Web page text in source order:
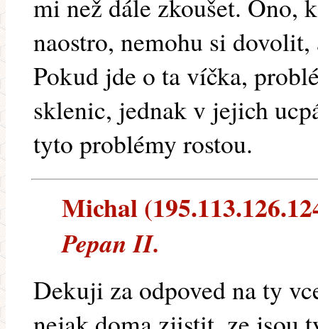
mi než dále zkoušet. Ono,
naostro, nemohu si
Pokud jde o ta víčka,
sklenic, jednak v jejich
tyto problémy rostou.
Michal
Pepan II.
Dekuji za odpoved na ty